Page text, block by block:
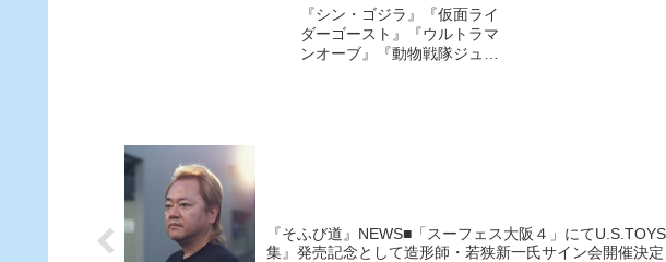
り！
『シン・ゴジラ』『仮面ライ
ダーゴースト』『ウルトラマ
ンオーブ』『動物戦隊ジュウ
『そふび道』NEWS■「スーフェス大阪４」にて
集』発売記念として造形師・若狭新一氏サイン会開催決定